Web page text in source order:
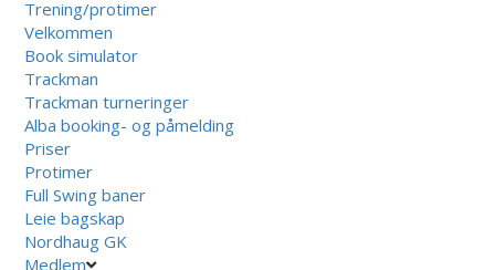
Trening/protimer
Velkommen
Book simulator
Trackman
Trackman turneringer
Alba booking- og påmelding
Priser
Protimer
Full Swing baner
Leie bagskap
Nordhaug GK
Medlem